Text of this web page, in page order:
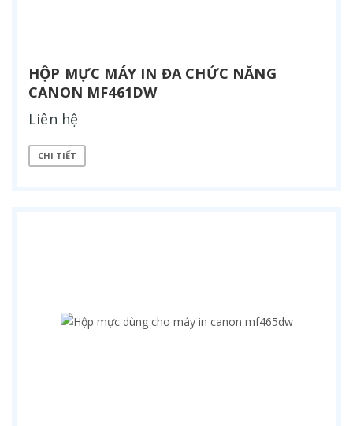
HỘP MỰC MÁY IN ĐA CHỨC NĂNG
CANON MF461DW
Liên hệ
CHI TIẾT